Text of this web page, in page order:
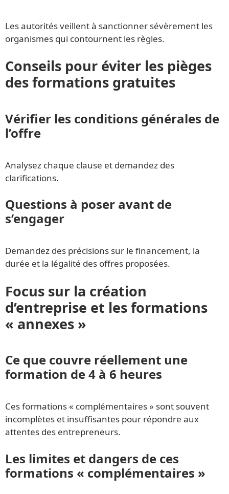
Les autorités veillent à sanctionner sévèrement les
organismes qui contournent les règles.
Conseils pour éviter les pièges
des formations gratuites
Vérifier les conditions générales de
l’offre
Analysez chaque clause et demandez des
clarifications.
Questions à poser avant de
s’engager
Demandez des précisions sur le financement, la
durée et la légalité des offres proposées.
Focus sur la création
d’entreprise et les formations
« annexes »
Ce que couvre réellement une
formation de 4 à 6 heures
Ces formations « complémentaires » sont souvent
incomplètes et insuffisantes pour répondre aux
attentes des entrepreneurs.
Les limites et dangers de ces
formations « complémentaires »